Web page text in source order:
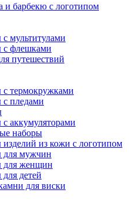
и барбекю с логотипом
мультитулами
с флешками
путешествий
термокружками
пледами
аккумуляторами
наборы
из кожи с логотипом
для мужчин
для женщин
детей
для виски